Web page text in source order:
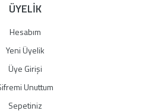
ÜYELİK
Hesabım
Yeni Üyelik
Üye Girişi
Unuttum
Sepetiniz